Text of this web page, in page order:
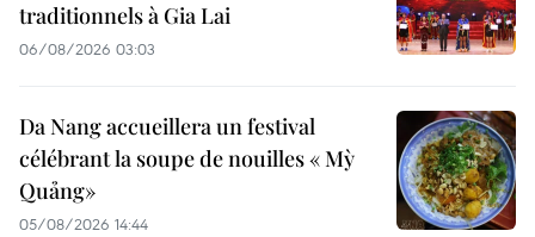
traditionnels à Gia Lai
06/08/2026 03:03
Da Nang accueillera un festival
célébrant la soupe de nouilles « Mỳ
Quảng»
05/08/2026 14:44